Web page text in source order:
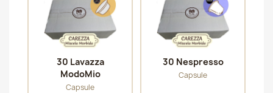
30 Lavazza
ModoMio
Capsule
30 Nespresso
Capsule